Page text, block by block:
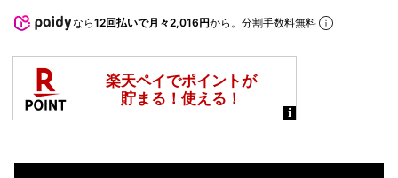
なら12回払いで月々2,016円から。分割手数料無料